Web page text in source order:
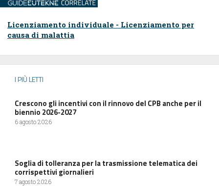
Licenziamento individuale - Licenziamento per
causa di malattia
I PIÙ LETTI
Crescono gli incentivi con il rinnovo del CPB anche per il
biennio 2026-2027
6 agosto 2026
Soglia di tolleranza per la trasmissione telematica dei
corrispettivi giornalieri
7 agosto 2026